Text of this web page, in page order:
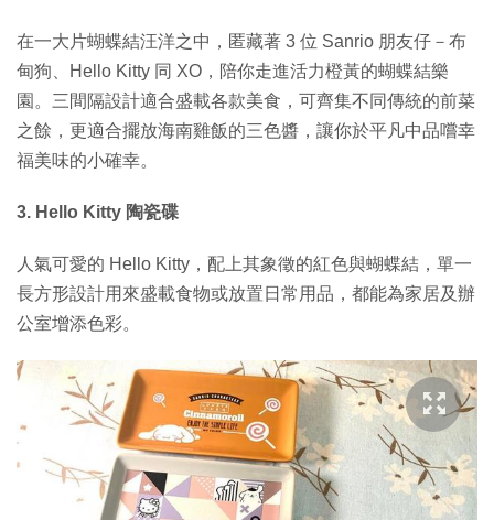
在一大片蝴蝶結汪洋之中，匿藏著 3 位 Sanrio 朋友仔－布
甸狗、Hello Kitty 同 XO，陪你走進活力橙黃的蝴蝶結樂
園。三間隔設計適合盛載各款美食，可齊集不同傳統的前菜
之餘，更適合擺放海南雞飯的三色醬，讓你於平凡中品嚐幸
福美味的小確幸。
3. Hello Kitty 陶瓷碟
人氣可愛的 Hello Kitty，配上其象徵的紅色與蝴蝶結，單一
長方形設計用來盛載食物或放置日常用品，都能為家居及辦
公室增添色彩。